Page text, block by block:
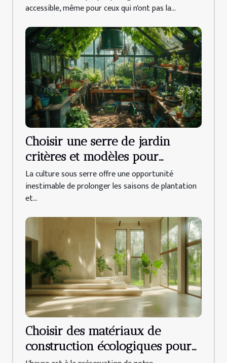
pour débutants
accessible, même pour ceux qui n'ont pas la...
Choisir une serre de jardin
critères et modèles pour
cultiver toute l'année
La culture sous serre offre une opportunité
inestimable de prolonger les saisons de plantation
et...
Choisir des matériaux de
construction écologiques pour